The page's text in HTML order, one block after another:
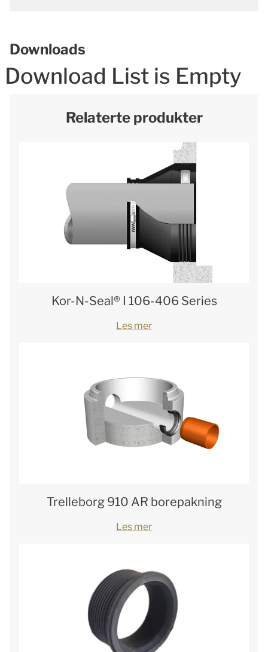
Downloads
Download List is Empty
Relaterte produkter
Kor-N-Seal® I 106-406 Series
Les mer
Trelleborg 910 AR borepakning
Les mer